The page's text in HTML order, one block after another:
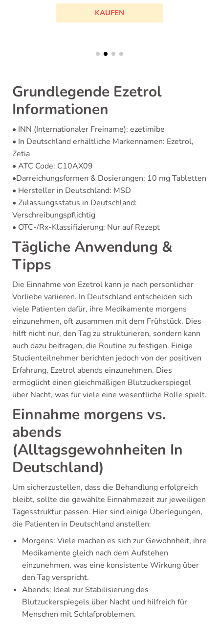
KAUFEN
Grundlegende Ezetrol
Informationen
• INN (Internationaler Freiname): ezetimibe
• In Deutschland erhältliche Markennamen: Ezetrol,
Zetia
• ATC Code: C10AX09
•Darreichungsformen & Dosierungen: 10 mg Tabletten
• Hersteller in Deutschland: MSD
• Zulassungsstatus in Deutschland:
Verschreibungspflichtig
• OTC-/Rx-Klassifizierung: Nur auf Rezept
Tägliche Anwendung &
Tipps
Die Einnahme von Ezetrol kann je nach persönlicher
Vorliebe variieren. In Deutschland entscheiden sich
viele Patienten dafür, ihre Medikamente morgens
einzunehmen, oft zusammen mit dem Frühstück. Dies
hilft nicht nur, den Tag zu strukturieren, sondern kann
auch dazu beitragen, die Routine zu festigen. Einige
Studienteilnehmer berichten jedoch von der positiven
Erfahrung, Ezetrol abends einzunehmen. Dies
ermöglicht einen gleichmäßigen Blutzuckerspiegel
über Nacht, was für viele eine wesentliche Rolle spielt.
Einnahme morgens vs.
abends
(Alltagsgewohnheiten In
Deutschland)
Um sicherzustellen, dass die Behandlung erfolgreich
bleibt, sollte die gewählte Einnahmezeit zur jeweiligen
Tagesstruktur passen. Hier sind einige Überlegungen,
die Patienten in Deutschland anstellen:
Morgens: Viele machen es sich zur Gewohnheit, ihre
Medikamente gleich nach dem Aufstehen
einzunehmen, was eine konsistente Wirkung über
den Tag verspricht.
Abends: Ideal zur Stabilisierung des
Blutzuckerspiegels über Nacht und hilfreich für
Menschen mit Schlafproblemen.